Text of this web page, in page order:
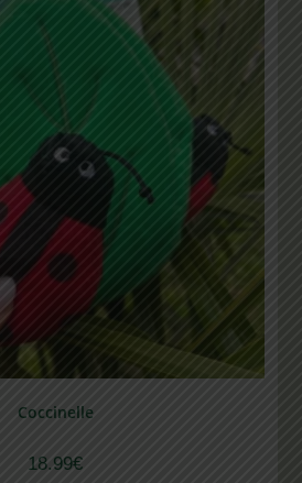
Coccinelle
18.99€